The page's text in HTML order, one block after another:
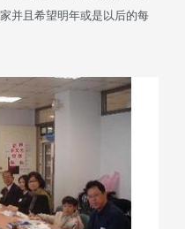
并且希望明年或是以后的每